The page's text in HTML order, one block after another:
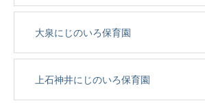
大泉にじのいろ保育園
上石神井にじのいろ保育園